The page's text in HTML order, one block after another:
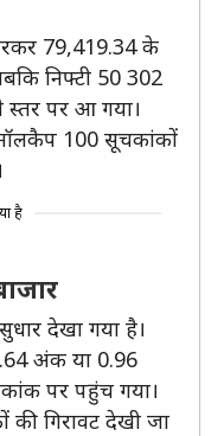
79,419.34 के
निफ्टी 50 302
पर आ गया।
100 सूचकांकों
है
देखा गया है।
अंक या 0.96
पर पहुंच गया।
की गिरावट देखी जा